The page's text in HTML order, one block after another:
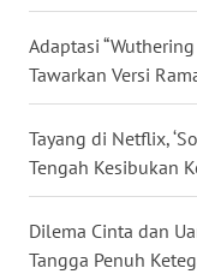
Adaptasi
Tawarkan Versi
Tayang di Netflix,
Tengah Kesibukan
Dilema Cinta dan
Tangga Penuh
SULUT
WN
MALUKU
WN
WN